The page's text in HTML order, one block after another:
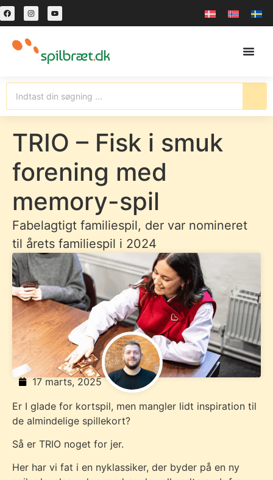
TRIO – Fisk i smuk
forening med
memory-spil
Fabelagtigt familiespil, der var nomineret
til årets familiespil i 2024
17 marts, 2025
Er I glade for kortspil, men mangler lidt inspiration til
de almindelige spillekort?
Så er TRIO noget for jer.
Her har vi fat i en nyklassiker, der byder på en ny